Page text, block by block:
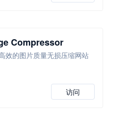
Compressor
效的图片质量无损压缩网站
访问